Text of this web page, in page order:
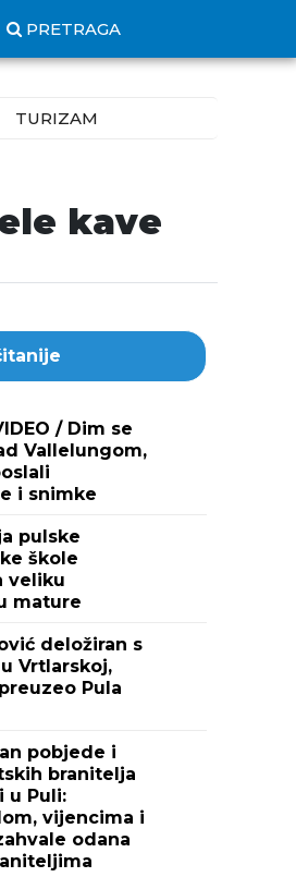
PRETRAGA
TURIZAM
kave
/ Dim se
Vallelungom,
i snimke
pulske
škole
veliku
mature
deložiran s
Vrtlarskoj,
Pula
pobjede i
branitelja
u Puli:
vijencima i
odana